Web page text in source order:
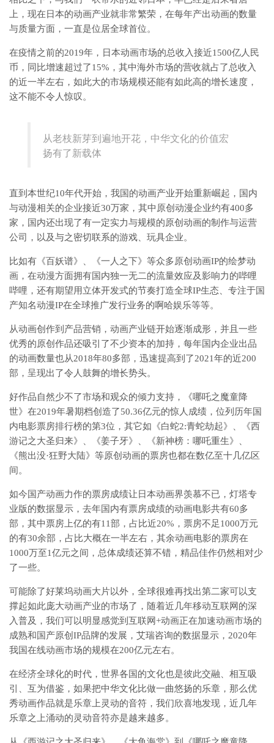
上，现在日本的动画产业就非常繁荣，在每年产出动画的数量
与质量方面，一直是位居全球首位。
在疫情之前的2019年，日本动画市场的总收入接近1500亿人民
币，同比增速超过了15%，其中海外市场的营收就占了总收入
的近一半左右，如此大的市场规模还能有如此高的增长速度，
这不能不令人惊叹。
从老枝新芽到遍地开花，中华文化的价值宏
扬有了新载体
直到本世纪10年代开始，我国的动画产业开始重新崛起，国内
与动漫相关的企业接近30万家，其中原创动漫企业约有400多
家，国内还出现了有一定实力与规模的原创动画的制作与运营
公司，以及与之密切联系的游戏、玩具企业。
比如有《百妖谱》、《一人之下》等众多原创动画IP的绘梦动
画，在动漫方面拥有国内独一无二的流量效应及影响力的哔哩
哔哩，还有期望用立体开发式的节奏打造全球IP生态、专注于国
产知名动漫IP在全球推广发行业务的啊哈娱乐等等。
从动画创作到产品营销，动画产业链开始逐渐成形，并且一些
优秀的原创作品还吸引了不少资本的加持，每年国内企业出品
的动画数量也从2018年80多部，迅速提高到了2021年的近200
部，呈现出了令人鼓舞的增长势头。
好作品自然少不了市场和观众的倾力支持，《哪吒之魔童降
世》在2019年暑期档创造了50.36亿元的惊人成绩，位列历年国
内电影票房排行榜的第3位，其它如《白蛇2:青蛇劫起》、《西
游记之大圣归来》、《姜子牙》、《新神榜：哪吒重生》、
《熊出没·狂野大陆》等原创动画的票房也都在数亿至十几亿区
间。
如今国产动画力作的票房成绩让日本动画界羡慕不已，灯塔专
业版的数据显示，去年国内有票房成绩的动画电影共有60多
部，其中票房上亿的有11部，占比近20%，票房不足1000万元
的有30余部，占比大概在一半左右，其余动画电影的票房在
1000万至1亿元之间，总体成绩还算不错，精品佳作仍然相对少
了一些。
可能除了好莱坞动画大片以外，全球很难再找出第二家可以支
撑起如此庞大动画产业的市场了，随着近几年移动互联网的深
入普及，我们可以明显感觉到互联网+动画正在加速动画市场的
成熟和国产原创IP品牌的发展，艾瑞咨询的数据显示，2020年
我国在线动画市场的规模在200亿元左右。
在经济全球化的时代，世界各国的文化也是彼此交融、相互吸
引、互为借鉴，如果把中华文化比做一曲悠扬的乐章，那么优
秀动画作品就是乐章上灵动的音符，我们欣喜地发现，近几年
乐章之上涌动的灵动音符亦是越来越多。